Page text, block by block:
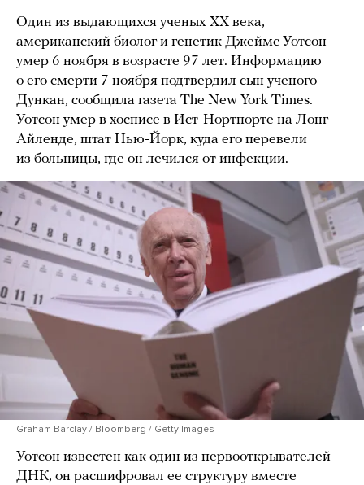
Один из выдающихся ученых XX века,
американский биолог и генетик Джеймс Уотсон
умер 6 ноября в возрасте 97 лет. Информацию
о его смерти 7 ноября подтвердил сын ученого
Дункан, сообщила газета The New York Times.
Уотсон умер в хосписе в Ист-Нортпорте на Лонг-
Айленде, штат Нью-Йорк, куда его перевели
из больницы, где он лечился от инфекции.
Graham Barclay / Bloomberg / Getty Images
Уотсон известен как один из первооткрывателей
ДНК, он расшифровал ее структуру вместе